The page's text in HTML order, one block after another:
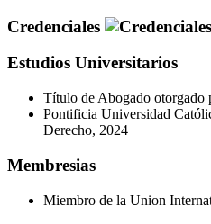
Credenciales
Estudios Universitarios
Título de Abogado otorgado
Pontificia Universidad
Derecho, 2024
Membresias
Miembro de la Union